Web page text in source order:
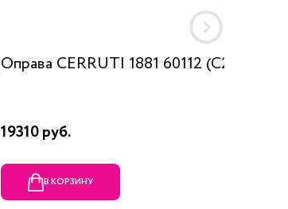
Оправа CERRUTI 1881 60112 (C2)
19310 руб.
В КОРЗИНУ